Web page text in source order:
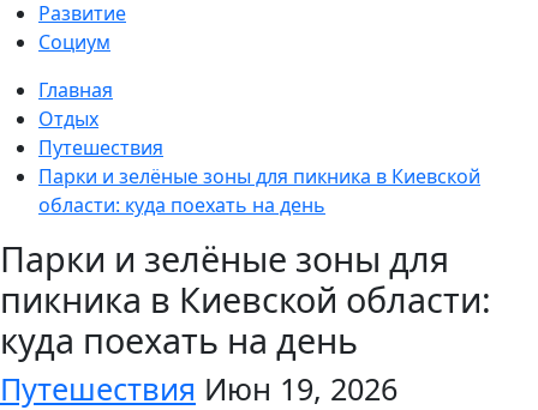
Развитие
Социум
Главная
Отдых
Путешествия
Парки и зелёные зоны для пикника в Киевской
области: куда поехать на день
Парки и зелёные зоны для
пикника в Киевской области:
куда поехать на день
Путешествия Июн 19, 2026